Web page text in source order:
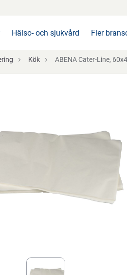
Hälso- och sjukvård Fler
Kök ABENA Cater-Line, 60x40cm, blekt, papper/